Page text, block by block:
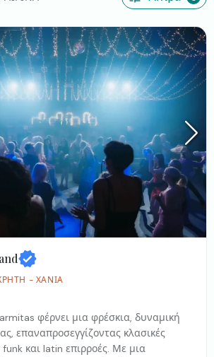
- ΧΑΝΙΆ
φέρνει μια φρέσκια, δυναμική
επαναπροσεγγίζοντας κλασικές
funk και latin επιρροές. Με μια